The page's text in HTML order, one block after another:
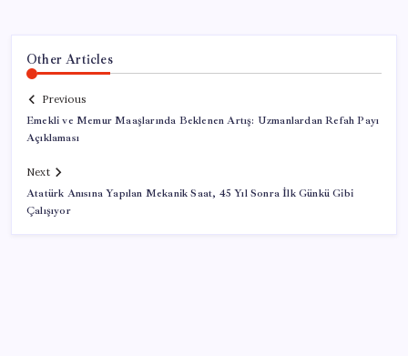
Other Articles
Previous
Emekli ve Memur Maaşlarında Beklenen Artış: Uzmanlardan Refah Payı
Açıklaması
Next
Atatürk Anısına Yapılan Mekanik Saat, 45 Yıl Sonra İlk Günkü Gibi
Çalışıyor